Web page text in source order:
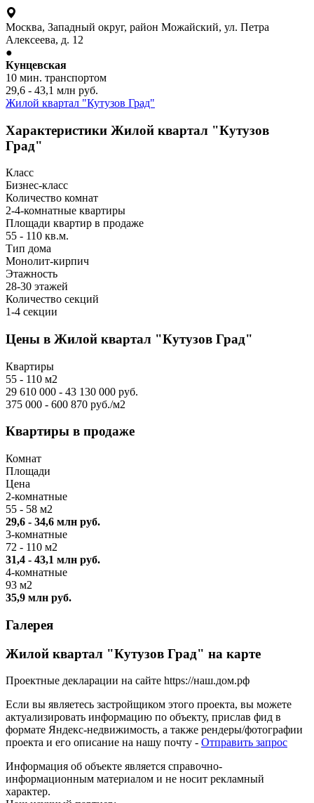
Москва, Западный округ, район Можайский, ул. Петра
Алексеева, д. 12
●
Кунцевская
10 мин. транспортом
29,6 - 43,1 млн руб.
Жилой квартал "Кутузов Град"
Характеристики Жилой квартал "Кутузов
Град"
Класс
Бизнес-класс
Количество комнат
2-4-комнатные квартиры
Площади квартир в продаже
55 - 110 кв.м.
Тип дома
Монолит-кирпич
Этажность
28-30 этажей
Количество секций
1-4 секции
Цены в Жилой квартал "Кутузов Град"
Квартиры
55 - 110 м2
29 610 000 - 43 130 000 руб.
375 000 - 600 870 руб./м2
Квартиры в продаже
Комнат
Площади
Цена
2-комнатные
55 - 58 м2
29,6 - 34,6 млн руб.
3-комнатные
72 - 110 м2
31,4 - 43,1 млн руб.
4-комнатные
93 м2
35,9 млн руб.
Галерея
Жилой квартал "Кутузов Град" на карте
Проектные декларации на сайте https://наш.дом.рф
Если вы являетесь застройщиком этого проекта, вы можете
актуализировать информацию по объекту, прислав фид в
формате Яндекс-недвижимость, а также рендеры/фотографии
проекта и его описание на нашу почту - Отправить запрос
Информация об объекте является справочно-
информационным материалом и не носит рекламный
характер.